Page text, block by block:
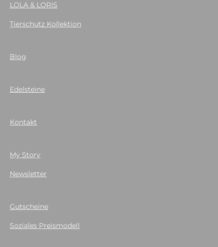
LOLA & LORIS
Tierschutz Kollektion
Blog
Edelsteine
Kontakt
My Story
Newsletter
Gutscheine
Soziales Preismodell